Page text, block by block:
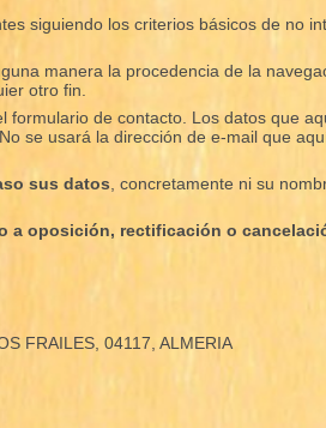
siguiendo los criterios básicos de no
manera la procedencia de la
otro fin.
de contacto. Los datos que
se usará la dirección de e-mail que
sus datos , concretamente ni su
a oposición, rectificación o
FRAILES, 04117, ALMERIA